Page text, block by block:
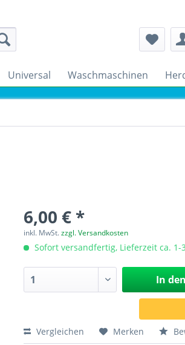
Universal Waschmaschinen
6,00 € *
inkl. MwSt.zzgl. Versandkosten
Sofort versandfertig, Lieferzeit ca. 1-
In den
Vergleichen Merken